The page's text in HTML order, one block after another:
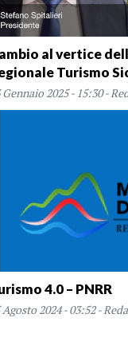
al vertice
Turismo
Gennaio 2025 - 15:30 -
4.0 – PNRR
Agosto 2024 - 03:52 -